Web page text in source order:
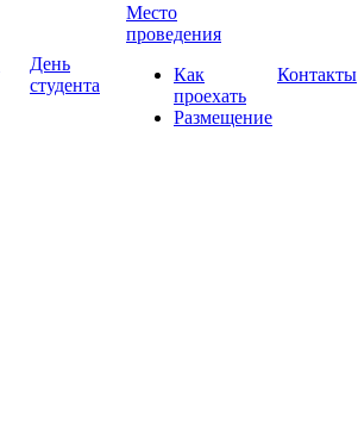
День
студента
Место
проведения
Как
проехать
Размещение
Контакты